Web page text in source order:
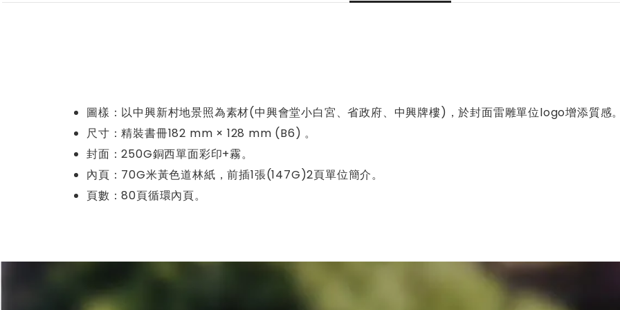
圖樣：以中興新村地景照為素材(中興會堂小白宮、省政府、中興牌樓)，於封面雷雕單位logo增添質感
尺寸：精裝書冊182 mm × 128 mm (B6) 。
封面：250G銅西單面彩印+霧。
內頁：70G米黃色道林紙，前插1張(147G)2頁單位簡介。
頁數：80頁循環內頁。